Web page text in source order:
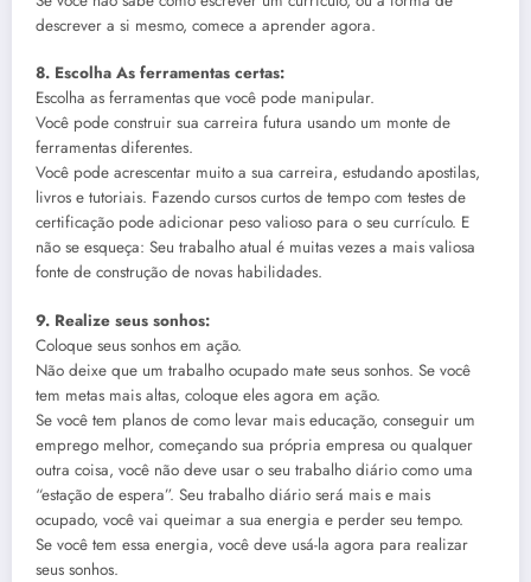
descrever a si mesmo, comece a aprender agora.
8. Escolha As ferramentas certas:
Escolha as ferramentas que você pode manipular.
Você pode construir sua carreira futura usando um monte de
ferramentas diferentes.
Você pode acrescentar muito a sua carreira, estudando apostilas,
livros e tutoriais. Fazendo cursos curtos de tempo com testes de
certificação pode adicionar peso valioso para o seu currículo. E
não se esqueça: Seu trabalho atual é muitas vezes a mais valiosa
fonte de construção de novas habilidades.
9. Realize seus sonhos:
Coloque seus sonhos em ação.
Não deixe que um trabalho ocupado mate seus sonhos. Se você
tem metas mais altas, coloque eles agora em ação.
Se você tem planos de como levar mais educação, conseguir um
emprego melhor, começando sua própria empresa ou qualquer
outra coisa, você não deve usar o seu trabalho diário como uma
“estação de espera”. Seu trabalho diário será mais e mais
ocupado, você vai queimar a sua energia e perder seu tempo.
Se você tem essa energia, você deve usá-la agora para realizar
seus sonhos.